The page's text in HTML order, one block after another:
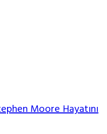
Moore Hayatını